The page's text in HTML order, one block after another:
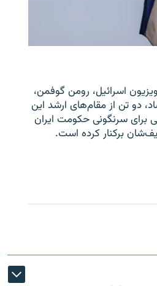
گزارش کانال ۱۲ تلویزیون اسرائیل، رومن گوفمن،
دو تن از مقام‌های ارشد این
برای سرنگونی حکومت ایران
برکنار کرده است.